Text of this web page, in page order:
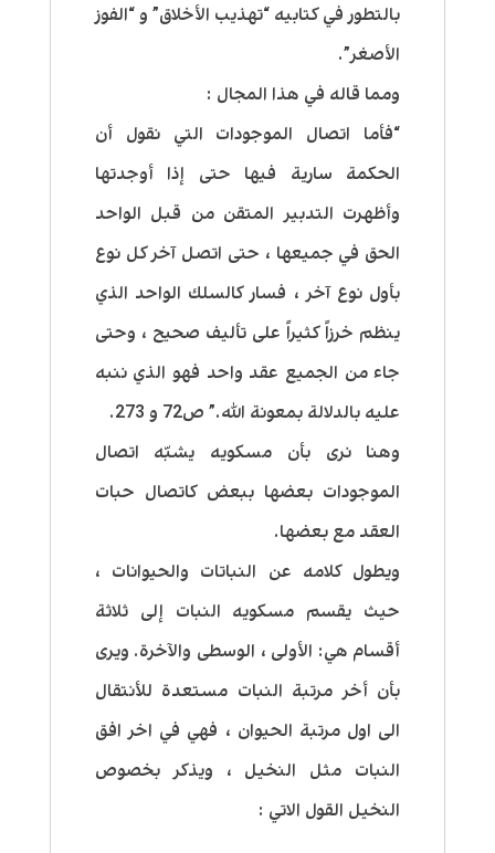
بالتطور في كتابيه “تهذيب الأخلاق” و “الفوز
الأصغر”.
ومما قاله في هذا المجال :
“فأما اتصال الموجودات التي نقول أن
الحكمة سارية فيها حتى إذا أوجدتها
وأظهرت التدبير المتقن من قبل الواحد
الحق في جميعها ، حتى اتصل آخر كل نوع
بأول نوع آخر ، فسار كالسلك الواحد الذي
ينظم خرزاً كثيراً على تأليف صحيح ، وحتى
جاء من الجميع عقد واحد فهو الذي ننبه
عليه بالدلالة بمعونة الله.” ص72 و 273.
وهنا نرى بأن مسكويه يشبّه اتصال
الموجودات بعضها ببعض كاتصال حبات
العقد مع بعضها.
ويطول كلامه عن النباتات والحيوانات ،
حيث يقسم مسكويه النبات إلى ثلاثة
أقسام هي: الأولى ، الوسطى والآخرة. ويرى
بأن أخر مرتبة النبات مستعدة للأنتقال
الى اول مرتبة الحيوان ، فهي في اخر افق
النبات مثل النخيل ، ويذكر بخصوص
النخيل القول الاتي :